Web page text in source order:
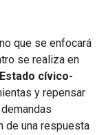
que se enfocará
se realiza en
cívico-
y repensar
de una respuesta